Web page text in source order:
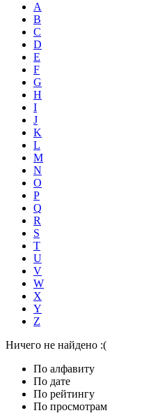
A
B
C
D
E
F
G
H
I
J
K
L
M
N
O
P
Q
R
S
T
U
V
W
X
Y
Z
Ничего не найдено :(
По алфавиту
По дате
По рейтингу
По просмотрам